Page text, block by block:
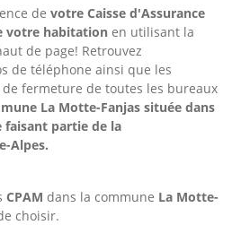
de votre Caisse d'Assurance
votre habitation en utilisant la
de page! Retrouvez
de téléphone ainsi que les
fermeture de toutes les bureaux
La Motte-Fanjas située dans
faisant partie de la
Alpes.
CPAM dans la commune La Motte-
choisir.